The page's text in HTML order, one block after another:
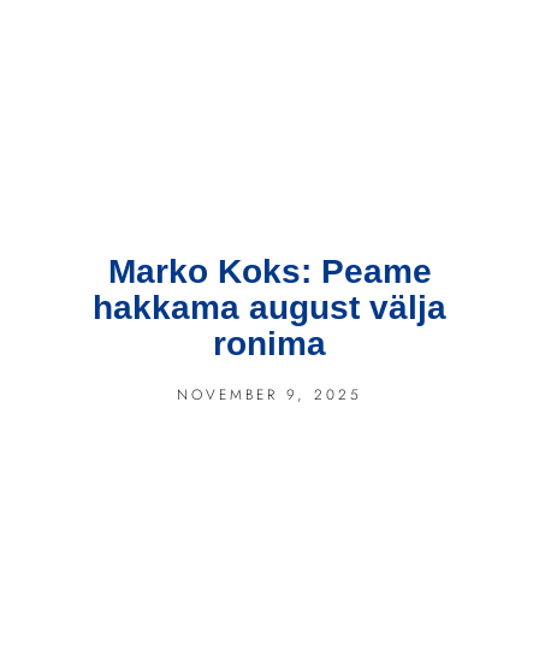
Marko Koks: Peame
hakkama august välja
ronima
NOVEMBER 9, 2025